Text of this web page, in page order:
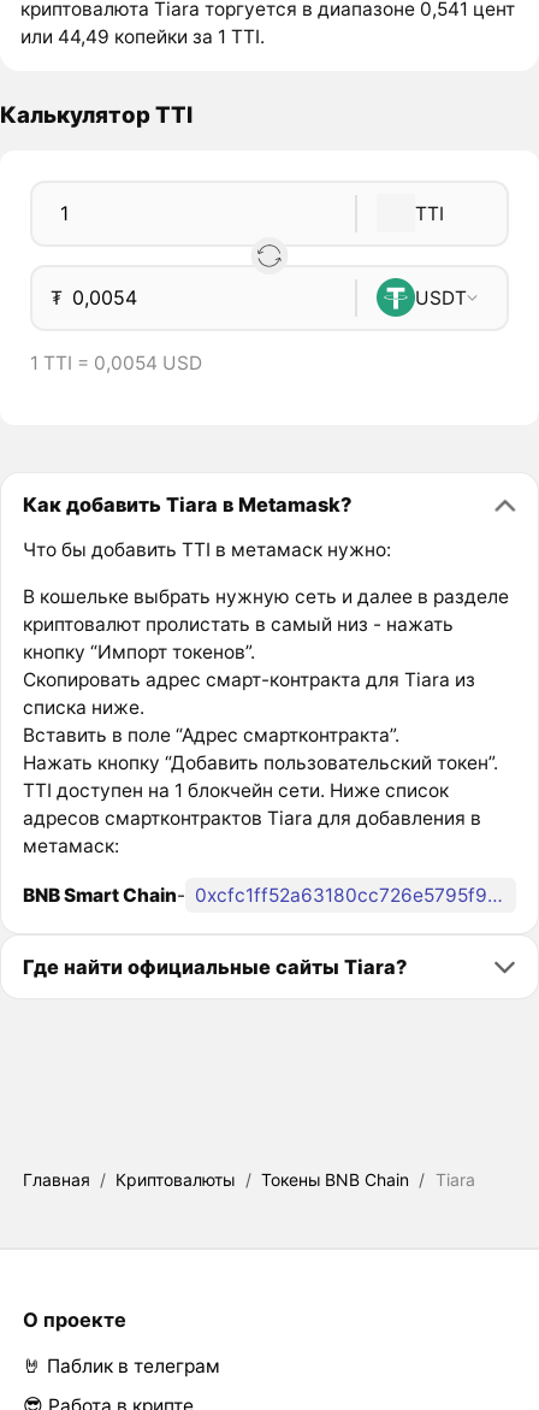
криптовалюта Tiara торгуется в диапазоне 0,541 цент
или 44,49 копейки за 1 TTI.
Калькулятор TTI
TTI
₮ USDT
1 TTI = 0,0054 USD
Как добавить Tiara в Metamask?
Что бы добавить TTI в метамаск нужно:
В кошельке выбрать нужную сеть и далее в разделе
криптовалют пролистать в самый низ - нажать
кнопку “Импорт токенов”.
Скопировать адрес смарт-контракта для Tiara из
списка ниже.
Вставить в поле “Адрес смартконтракта”.
Нажать кнопку “Добавить пользовательский токен”.
TTI доступен на 1 блокчейн сети. Ниже список
адресов смартконтрактов Tiara для добавления в
метамаск:
BNB Smart Chain- 0xcfc1ff52a63180cc726e5795f9339b6f7e617485
Где найти официальные сайты Tiara?
Главная / Криптовалюты / Токены BNB Chain / Tiara
О проекте
🤘 Паблик в телеграм